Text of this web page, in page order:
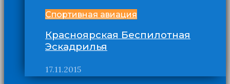
Спортивная авиация
Красноярская Беспилотная
Эскадрилья
17.11.2015